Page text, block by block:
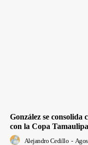
González se consolida
con la Copa
Alejandro Cedillo -